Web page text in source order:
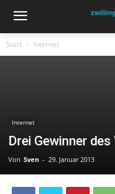
Start Internet
Internet
Drei Gewinner
Von Sven - 29. Januar 2013